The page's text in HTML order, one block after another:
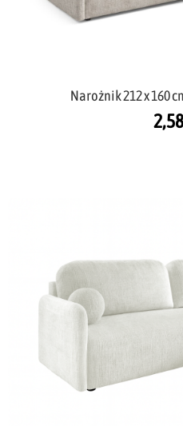
Narożnik 212 x 160